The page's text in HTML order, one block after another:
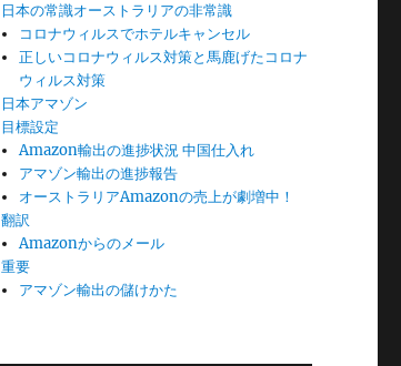
日本の常識オーストラリアの非常識
コロナウィルスでホテルキャンセル
正しいコロナウィルス対策と馬鹿げたコロナ
ウィルス対策
日本アマゾン
目標設定
Amazon輸出の進捗状況 中国仕入れ
アマゾン輸出の進捗報告
オーストラリアAmazonの売上が劇増中！
翻訳
Amazonからのメール
重要
アマゾン輸出の儲けかた